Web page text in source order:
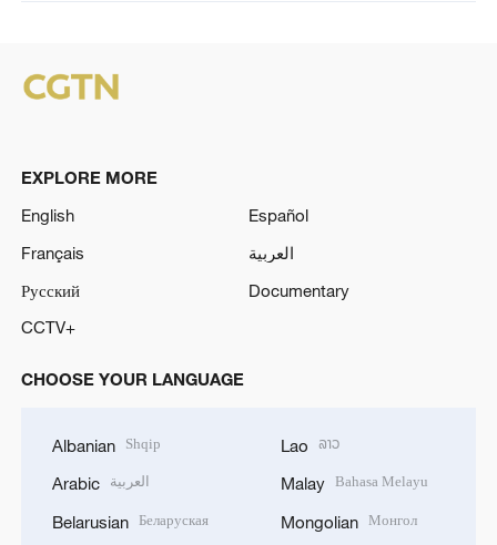
EXPLORE MORE
English
Español
Français
العربية
Русский
Documentary
CCTV+
CHOOSE YOUR LANGUAGE
Albanian Shqip
Arabic العربية
Belarusian Беларуская
Lao ລາວ
Malay Bahasa Melayu
Mongolian Монгол